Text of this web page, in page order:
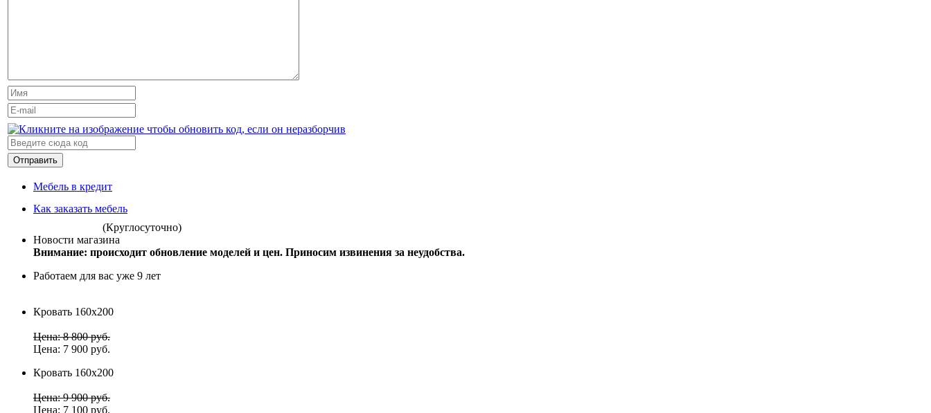
Отправить
Мебель в кредит
Как заказать мебель
(Круглосуточно)
Новости магазина
Внимание: происходит обновление моделей и цен. Приносим извинения за неудобства.
Работаем для вас уже 9 лет
Кровать 160х200
Цена: 8 800 руб.
Цена: 7 900 руб.
Кровать 160х200
Цена: 9 900 руб.
Цена: 7 100 руб.